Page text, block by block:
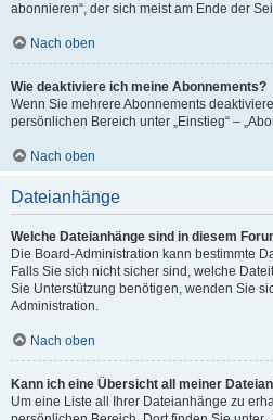
abonnieren“, der sich meist am Ende der
Nach oben
Wie deaktiviere ich meine Abonnements?
Wenn Sie mehrere Abonnements
persönlichen Bereich unter „Einstieg“ –
Nach oben
Dateianhänge
Welche Dateianhänge sind in diesem
Die Board-Administration kann bestimmte
Falls Sie sich nicht sicher sind, welche
Sie Unterstützung benötigen, wenden Sie
Administration.
Nach oben
Kann ich eine Übersicht all meiner
Um eine Liste all Ihrer Dateianhänge zu